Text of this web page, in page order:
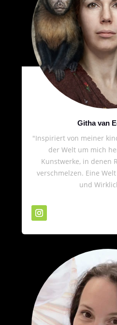
Githa van
"Inspiriert von meiner
der Welt um mich
Kunstwerke, in denen
verschmelzen. Eine
und